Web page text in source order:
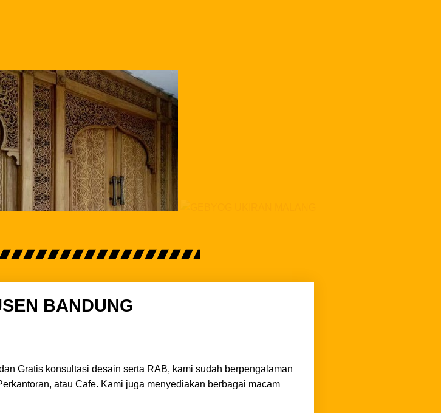
Gratis konsultasi desain serta RAB, kami sudah berpengalaman
atau Cafe. Kami juga menyediakan berbagai macam